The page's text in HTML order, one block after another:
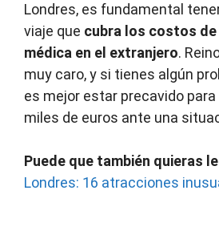
Londres, es fundamental
viaje que cubra los costos
médica en el extranjero.
muy caro, y si tienes algún
es mejor estar precavido
miles de euros ante una
Puede que también quieras
Londres: 16 atracciones